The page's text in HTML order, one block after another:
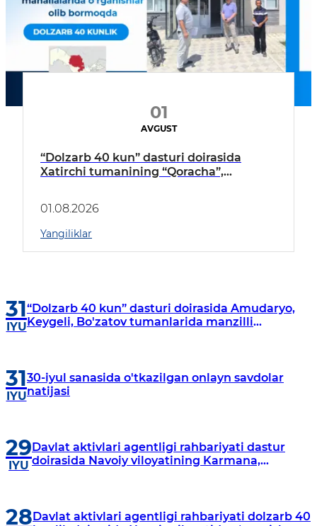
01
AVGUST
“Dolzarb 40 kun” dasturi doirasida
Xatirchi tumanining “Qoracha”,
borildi
01.08.2026
Yangiliklar
31
IYU
“Dolzarb 40 kun” dasturi doirasida Amudaryo,
Keygeli, Bo'zatov tumanlarida manzilli
31
IYU
30-iyul sanasida o'tkazilgan onlayn savdolar
natijasi
29
IYU
Davlat aktivlari agentligi rahbariyati dastur
doirasida Navoiy viloyatining Karmana,
28Davlat aktivlari agentligi rahbariyati dolzarb 40